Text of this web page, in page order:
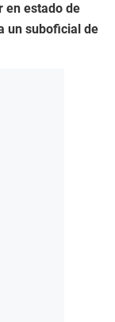
en estado de
un suboficial de